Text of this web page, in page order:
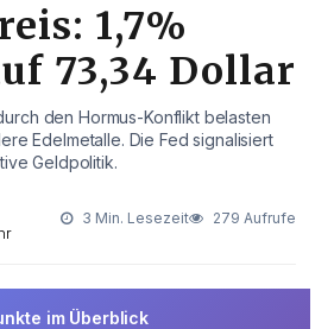
1,7%
73,34 Dollar
den Hormus-Konflikt belasten
Edelmetalle. Die Fed signalisiert
Geldpolitik.
3 Min. Lesezeit 279 Aufrufe
im Überblick